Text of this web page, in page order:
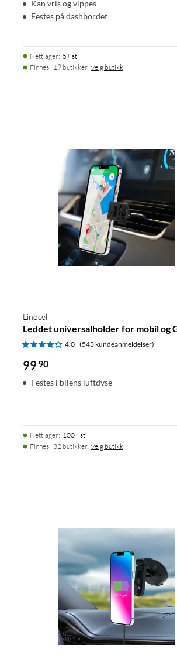
Kan vris og vippes
Festes på dashbordet
Nettlager: 5+ st
Finnes i 19 butikker. Velg butikk
Linocell
Leddet universalholder for mobil og
4.0 (543 kundeanmeldelser)
99 90
Festes i bilens luftdyse
Nettlager: 100+ st
Finnes i 32 butikker. Velg butikk